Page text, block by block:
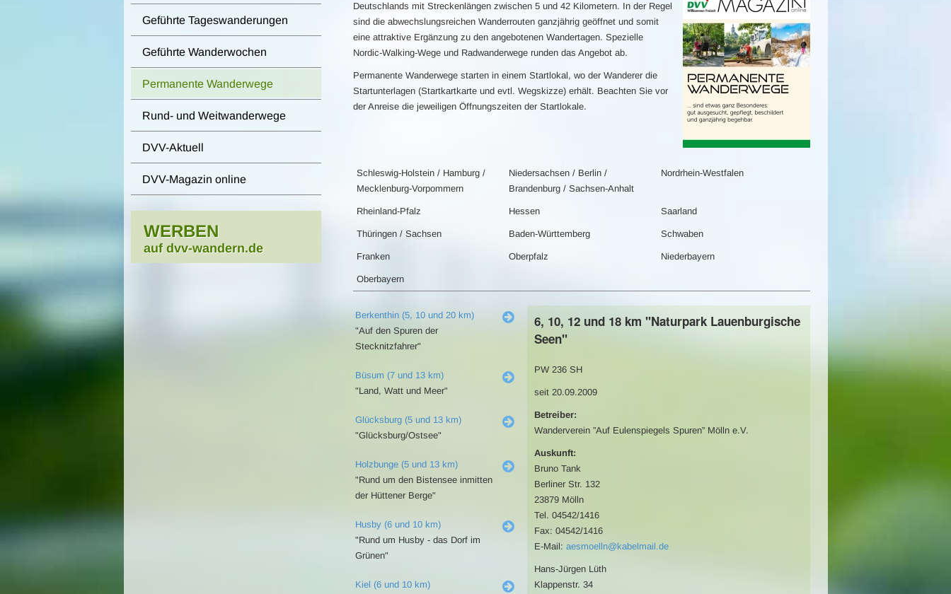
Deutschlands mit Streckenlängen zwischen 5 und 42 Kilometern. In der Regel
sind die abwechslungsreichen Wanderrouten ganzjährig geöffnet und somit
eine attraktive Ergänzung zu den angebotenen Wandertagen. Spezielle
Nordic-Walking-Wege und Radwanderwege runden das Angebot ab.
Permanente Wanderwege starten in einem Startlokal, wo der Wanderer die
Startunterlagen (Startkartkarte und evtl. Wegskizze) erhält. Beachten Sie vor
der Anreise die jeweiligen Öffnungszeiten der Startlokale.
Schleswig-Holstein / Hamburg /
Mecklenburg-Vorpommern
Niedersachsen / Berlin /
Brandenburg / Sachsen-Anhalt
Nordrhein-Westfalen
Rheinland-Pfalz Hessen Saarland
Thüringen / Sachsen Baden-Württemberg Schwaben
Franken Oberpfalz Niederbayern
Oberbayern
Berkenthin (5, 10 und 20 km)
"Auf den Spuren der
Stecknitzfahrer"
Büsum (7 und 13 km)
"Land, Watt und Meer"
Glücksburg (5 und 13 km)
"Glücksburg/Ostsee"
Holzbunge (5 und 13 km)
"Rund um den Bistensee inmitten
der Hüttener Berge"
Husby (6 und 10 km)
"Rund um Husby - das Dorf im
Grünen"
Kiel (6 und 10 km)
6, 10, 12 und 18 km "Naturpark Lauenburgische
Seen"
PW 236 SH
seit 20.09.2009
Betreiber:
Wanderverein ”Auf Eulenspiegels Spuren” Mölln e.V.
Auskunft:
Bruno Tank
Berliner Str. 132
23879 Mölln
Tel. 04542/1416
Fax: 04542/1416
E-Mail: aesmoelln@kabelmail.de
Hans-Jürgen Lüth
Klappenstr. 34
Geführte Tageswanderungen
Geführte Wanderwochen
Permanente Wanderwege
Rund- und Weitwanderwege
DVV-Aktuell
DVV-Magazin online
WERBEN
auf dvv-wandern.de